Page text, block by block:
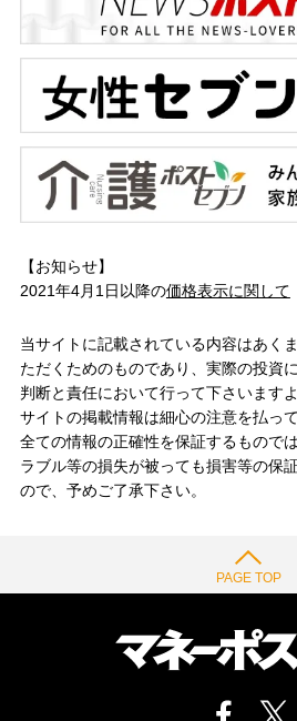
【お知らせ】
2021年4月1日以降の価格表示に関して
当サイトに記載されている内容はあく
ただくためのものであり、実際の投資
判断と責任において行って下さいます
サイトの掲載情報は細心の注意を払っ
全ての情報の正確性を保証するもので
ラブル等の損失が被っても損害等の保
ので、予めご了承下さい。
PAGE TOP